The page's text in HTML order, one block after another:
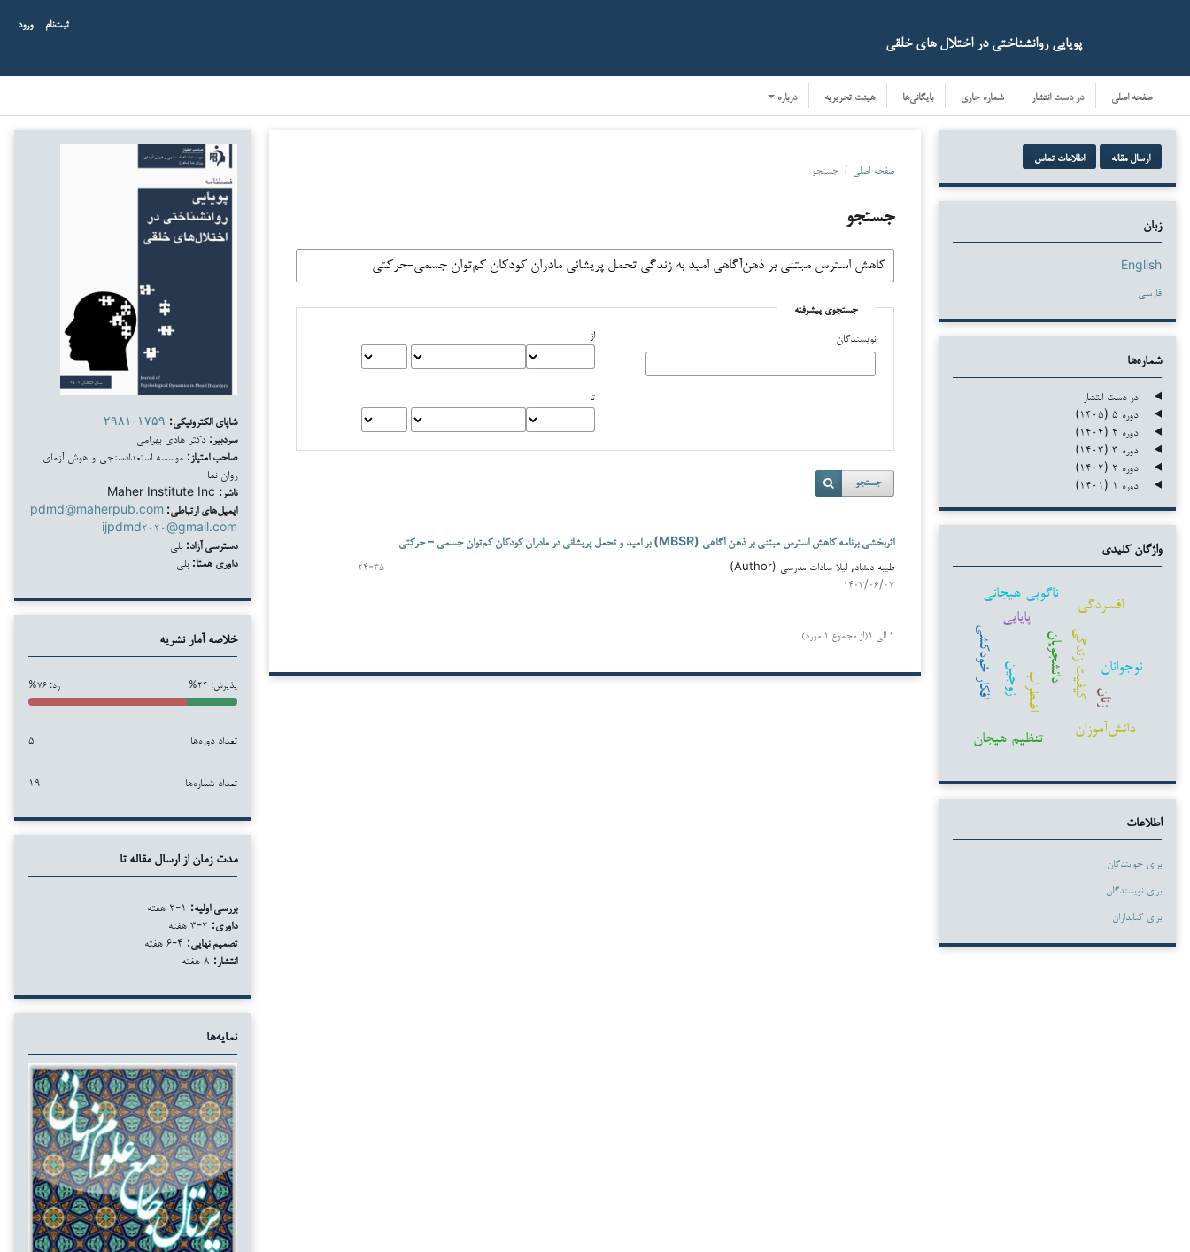
پویایی روانشناختی در اختلال های خلقی
صفحه اصلی در دست انتشار شماره جاری بایگانی‌ها هیئت تحریریه درباره
ثبت‌نام ورود
ارسال مقاله اطلاعات تماس
زبان
English
فارسی
شماره‌ها
در دست انتشار
دوره ۵ (۱۴۰۵)
دوره ۴ (۱۴۰۴)
دوره ۳ (۱۴۰۳)
دوره ۲ (۱۴۰۲)
دوره ۱ (۱۴۰۱)
واژگان کلیدی
اضطراب
دانشجویانکیفیت زندگی نوجوانان
افسردگی
دانش‌آموزان
زنان
تنظیم هیجان
ناگویی هیجانی
زوجین افکار خودکشی
پایایی
اطلاعات
برای خوانندگان
برای نویسندگان
برای کتابداران
صفحه اصلی / جستجو
جستجو
جستجوی پیشرفته
از
تا
نویسندگان
جستجو
اثربخشی برنامه کاهش استرس مبتنی بر ذهن آگاهی (MBSR) بر امید و تحمل پریشانی در مادران کودکان کم‌توان جسمی – حرکتی
طیبه دلشاد, لیلا سادات مدرسی (Author)
۲۴-۳۵
۱۴۰۳/۰۶/۰۷
۱ الی ۱(از مجموع ۱ مورد)
شاپای الکترونیکی: ۲۹۸۱-۱۷۵۹
سردبیر: دکتر هادی بهرامی
صاحب امتیاز: موسسه استعدادسنجی و هوش آزمای
روان نما
ناشر:
ایمیل‌های ارتباطی: pdmd@maherpub.com
ijpdmd۲۰۲۰@gmail.com
دسترسی آزاد: بلی
داوری همتا: بلی
خلاصه آمار نشریه
پذیرش: ۲۴% رد: ۷۶%
تعداد دوره‌ها ۵
تعداد شماره‌ها ۱۹
مدت زمان از ارسال مقاله تا
بررسی اولیه:
داوری:
تصمیم نهایی:
انتشار:
نمایه‌ها